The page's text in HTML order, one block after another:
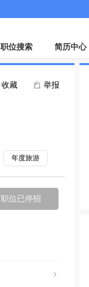
职位搜索 简历中心
收藏 举报
年度旅游
职位已停招